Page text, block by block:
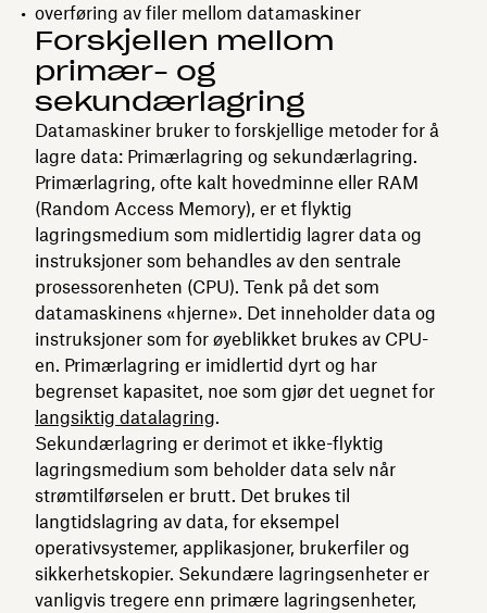
overføring av filer mellom datamaskiner
Forskjellen mellom
primær- og
sekundærlagring
Datamaskiner bruker to forskjellige metoder for å
lagre data: Primærlagring og sekundærlagring.
Primærlagring, ofte kalt hovedminne eller RAM
(Random Access Memory), er et flyktig
lagringsmedium som midlertidig lagrer data og
instruksjoner som behandles av den sentrale
prosessorenheten (CPU). Tenk på det som
datamaskinens «hjerne». Det inneholder data og
instruksjoner som for øyeblikket brukes av CPU-
en. Primærlagring er imidlertid dyrt og har
begrenset kapasitet, noe som gjør det uegnet for
langsiktig datalagring.
Sekundærlagring er derimot et ikke-flyktig
lagringsmedium som beholder data selv når
strømtilførselen er brutt. Det brukes til
langtidslagring av data, for eksempel
operativsystemer, applikasjoner, brukerfiler og
sikkerhetskopier. Sekundære lagringsenheter er
vanligvis tregere enn primære lagringsenheter,